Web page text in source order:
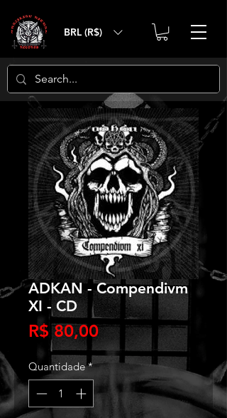
BRL (R$)
ADKAN - Compendivm
XI - CD
R$ 80,00Preço
Quantidade *